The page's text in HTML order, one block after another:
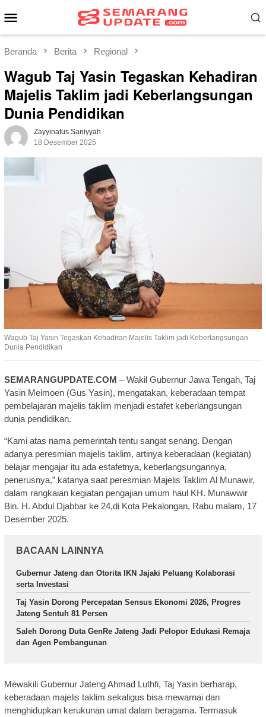
ke
Mobile
Beranda Berita Regional
Wagub Taj Yasin Tegaskan Kehadiran
Majelis Taklim jadi Keberlangsungan
Dunia Pendidikan
Zayyinatus Saniyyah
18 Desember 2025
Wagub Taj Yasin Tegaskan Kehadiran Majelis Taklim jadi Keberlangsungan
Dunia Pendidikan
SEMARANGUPDATE.COM – Wakil Gubernur Jawa Tengah, Taj
Yasin Meimoen (Gus Yasin), mengatakan, keberadaan tempat
pembelajaran majelis taklim menjadi estafet keberlangsungan
dunia pendidikan.
“Kami atas nama pemerintah tentu sangat senang. Dengan
adanya peresmian majelis taklim, artinya keberadaan (kegiatan)
belajar mengajar itu ada estafetnya, keberlangsungannya,
penerusnya,” katanya saat peresmian Majelis Taklim Al Munawir,
dalam rangkaian kegiatan pengajian umum haul KH. Munawwir
Bin. H. Abdul Djabbar ke 24,di Kota Pekalongan, Rabu malam, 17
Desember 2025.
BACAAN LAINNYA
Gubernur Jateng dan Otorita IKN Jajaki Peluang Kolaborasi
serta Investasi
Taj Yasin Dorong Percepatan Sensus Ekonomi 2026, Progres
Jateng Sentuh 81 Persen
Saleh Dorong Duta GenRe Jateng Jadi Pelopor Edukasi Remaja
dan Agen Pembangunan
Mewakili Gubernur Jateng Ahmad Luthfi, Taj Yasin berharap,
keberadaan majelis taklim sekaligus bisa mewarnai dan
menghidupkan kerukunan umat dalam beragama. Termasuk